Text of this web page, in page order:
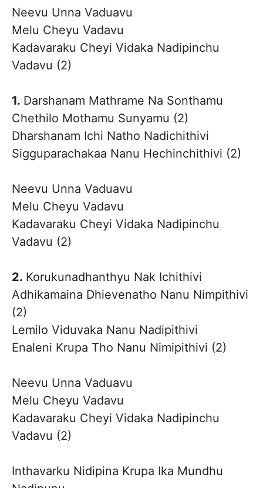
Neevu Unna Vaduavu
Melu Cheyu Vadavu
Kadavaraku Cheyi Vidaka Nadipinchu
Vadavu (2)
1. Darshanam Mathrame Na Sonthamu
Chethilo Mothamu Sunyamu (2)
Dharshanam Ichi Natho Nadichithivi
Sigguparachakaa Nanu Hechinchithivi (2)
Neevu Unna Vaduavu
Melu Cheyu Vadavu
Kadavaraku Cheyi Vidaka Nadipinchu
Vadavu (2)
2. Korukunadhanthyu Nak Ichithivi
Adhikamaina Dhievenatho Nanu Nimpithivi
(2)
Lemilo Viduvaka Nanu Nadipithivi
Enaleni Krupa Tho Nanu Nimipithivi (2)
Neevu Unna Vaduavu
Melu Cheyu Vadavu
Kadavaraku Cheyi Vidaka Nadipinchu
Vadavu (2)
Inthavarku Nidipina Krupa Ika Mundhu